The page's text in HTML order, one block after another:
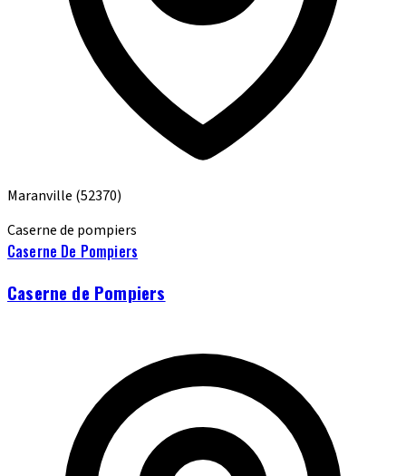
Maranville (52370)
Caserne de pompiers
Caserne De Pompiers
Caserne de Pompiers